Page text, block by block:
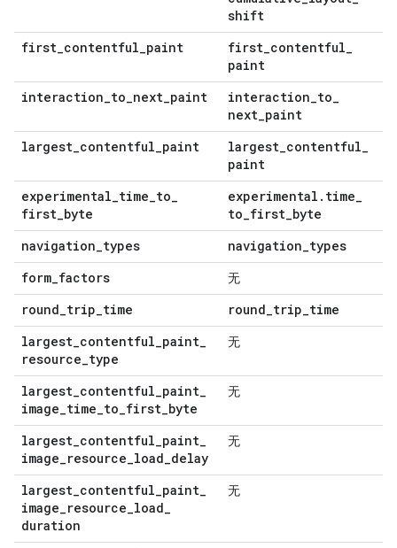
shift
first_contentful_paint first_contentful_
paint
interaction_to_next_paint interaction_to_
next_paint
largest_contentful_paint largest_contentful_
paint
experimental_time_to_
first_byte
experimental . time_
to_first_byte
navigation_types navigation_types
form_factors 无
round_trip_time round_trip_time
largest_contentful_paint_
resource_type
无
largest_contentful_paint_
image_time_to_first_byte
无
largest_contentful_paint_
image_resource_load_delay
无
largest_contentful_paint_
image_resource_load_
duration
无